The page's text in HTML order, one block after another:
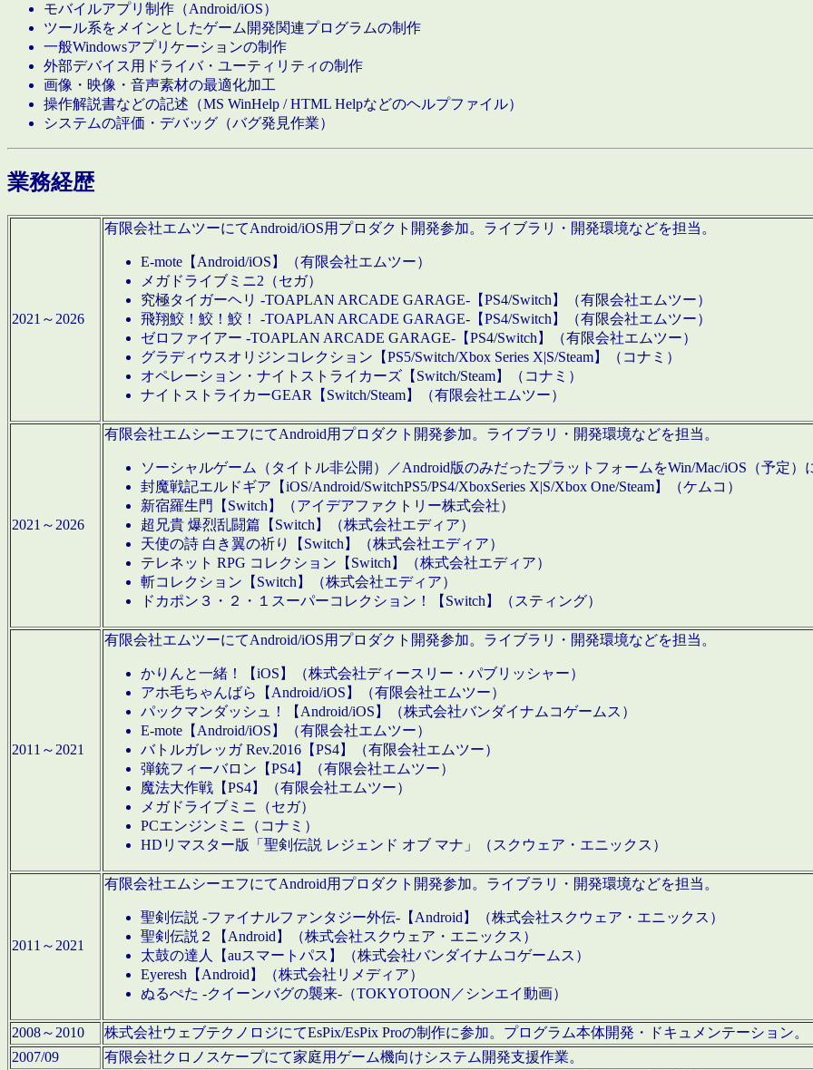
モバイルアプリ制作（Android/iOS）
ツール系をメインとしたゲーム開発関連プログラムの制作
一般Windowsアプリケーションの制作
外部デバイス用ドライバ・ユーティリティの制作
画像・映像・音声素材の最適化加工
操作解説書などの記述（MS WinHelp / HTML Helpなどのヘルプファイル）
システムの評価・デバッグ（バグ発見作業）
業務経歴
2021～2026
有限会社エムツーにてAndroid/iOS用プロダクト開発参加。ライブラリ・開発環境などを担当。
E-mote【Android/iOS】（有限会社エムツー）
メガドライブミニ2（セガ）
究極タイガーヘリ -TOAPLAN ARCADE GARAGE-【PS4/Switch】（有限会社エムツー）
飛翔鮫！鮫！鮫！ -TOAPLAN ARCADE GARAGE-【PS4/Switch】（有限会社エムツー）
ゼロファイアー -TOAPLAN ARCADE GARAGE-【PS4/Switch】（有限会社エムツー）
グラディウスオリジンコレクション【PS5/Switch/Xbox Series X|S/Steam】（コナミ）
オペレーション・ナイトストライカーズ【Switch/Steam】（コナミ）
ナイトストライカーGEAR【Switch/Steam】（有限会社エムツー）
2021～2026
有限会社エムシーエフにてAndroid用プロダクト開発参加。ライブラリ・開発環境などを担当。
ソーシャルゲーム（タイトル非公開）／Android版のみだったプラットフォームをWin/Mac/iOS（予定）
封魔戦記エルドギア【iOS/Android/SwitchPS5/PS4/XboxSeries X|S/Xbox One/Steam】（ケムコ）
新宿羅生門【Switch】（アイデアファクトリー株式会社）
超兄貴 爆烈乱闘篇【Switch】（株式会社エディア）
天使の詩 白き翼の祈り【Switch】（株式会社エディア）
テレネット RPG コレクション【Switch】（株式会社エディア）
斬コレクション【Switch】（株式会社エディア）
ドカポン３・２・１スーパーコレクション！【Switch】（スティング）
2011～2021
有限会社エムツーにてAndroid/iOS用プロダクト開発参加。ライブラリ・開発環境などを担当。
かりんと一緒！【iOS】（株式会社ディースリー・パブリッシャー）
アホ毛ちゃんばら【Android/iOS】（有限会社エムツー）
パックマンダッシュ！【Android/iOS】（株式会社バンダイナムコゲームス）
E-mote【Android/iOS】（有限会社エムツー）
バトルガレッガ Rev.2016【PS4】（有限会社エムツー）
弾銃フィーバロン【PS4】（有限会社エムツー）
魔法大作戦【PS4】（有限会社エムツー）
メガドライブミニ（セガ）
PCエンジンミニ（コナミ）
HDリマスター版「聖剣伝説 レジェンド オブ マナ」（スクウェア・エニックス）
2011～2021
有限会社エムシーエフにてAndroid用プロダクト開発参加。ライブラリ・開発環境などを担当。
聖剣伝説 -ファイナルファンタジー外伝-【Android】（株式会社スクウェア・エニックス）
聖剣伝説２【Android】（株式会社スクウェア・エニックス）
太鼓の達人【auスマートパス】（株式会社バンダイナムコゲームス）
Eyeresh【Android】（株式会社リメディア）
ぬるぺた -クイーンバグの襲来-（TOKYOTOON／シンエイ動画）
2008～2010
株式会社ウェブテクノロジにてEsPix/EsPix Proの制作に参加。プログラム本体開発・ドキュメンテーション。
2007/09
有限会社クロノスケープにて家庭用ゲーム機向けシステム開発支援作業。